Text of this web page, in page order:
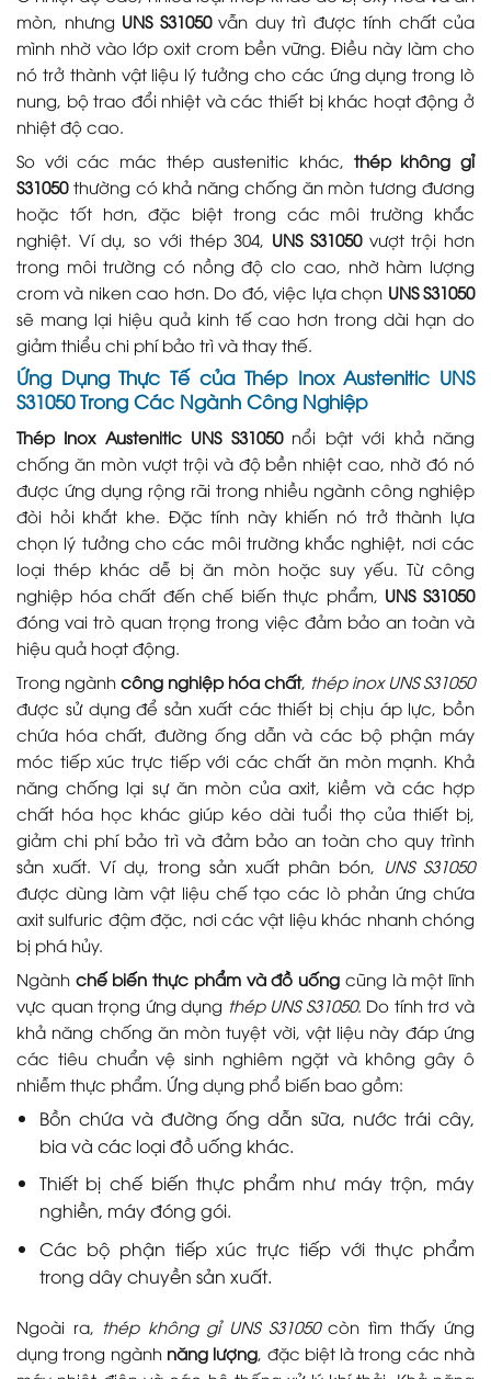
mòn, nhưng UNS S31050vẫn duy trì được tính chất của
mình nhờ vào lớp oxit crom bền vững. Điều này làm cho
nó trở thành vật liệu lý tưởng cho các ứng dụng trong lò
nung, bộ trao đổi nhiệt và các thiết bị khác hoạt động ở
nhiệt độ cao.
So với các mác thép austenitic khác, thép không gỉ
S31050thường có khả năng chống ăn mòn tương đương
hoặc tốt hơn, đặc biệt trong các môi trường khắc
nghiệt. Ví dụ, so với thép 304, UNS S31050vượt trội hơn
trong môi trường có nồng độ clo cao, nhờ hàm lượng
crom và niken cao hơn. Do đó, việc lựa chọn UNS S31050
sẽ mang lại hiệu quả kinh tế cao hơn trong dài hạn do
giảm thiểu chi phí bảo trì và thay thế.
Ứng Dụng Thực Tế củaThép Inox Austenitic UNS
S31050Trong Các Ngành Công Nghiệp
Thép Inox Austenitic UNS S31050nổi bật với khả năng
chống ăn mòn vượt trội và độ bền nhiệt cao, nhờ đó nó
được ứng dụng rộng rãi trong nhiều ngành công nghiệp
đòi hỏi khắt khe. Đặc tính này khiến nó trở thành lựa
chọn lý tưởng cho các môi trường khắc nghiệt, nơi các
loại thép khác dễ bị ăn mòn hoặc suy yếu. Từ công
nghiệp hóa chất đến chế biến thực phẩm, UNS S31050
đóng vai trò quan trọng trong việc đảm bảo an toàn và
hiệu quả hoạt động.
Trong ngành công nghiệp hóa chất, thép inox UNS S31050
được sử dụng để sản xuất các thiết bị chịu áp lực, bồn
chứa hóa chất, đường ống dẫn và các bộ phận máy
móc tiếp xúc trực tiếp với các chất ăn mòn mạnh. Khả
năng chống lại sự ăn mòn của axit, kiềm và các hợp
chất hóa học khác giúp kéo dài tuổi thọ của thiết bị,
giảm chi phí bảo trì và đảm bảo an toàn cho quy trình
sản xuất. Ví dụ, trong sản xuất phân bón, UNS S31050
được dùng làm vật liệu chế tạo các lò phản ứng chứa
axit sulfuric đậm đặc, nơi các vật liệu khác nhanh chóng
bị phá hủy.
Ngành chế biến thực phẩm và đồ uống cũng là một lĩnh
vực quan trọng ứng dụng thép UNS S31050. Do tính trơ và
khả năng chống ăn mòn tuyệt vời, vật liệu này đáp ứng
các tiêu chuẩn vệ sinh nghiêm ngặt và không gây ô
nhiễm thực phẩm. Ứng dụng phổ biến bao gồm:
Bồn chứa và đường ống dẫn sữa, nước trái cây,
bia và các loại đồ uống khác.
Thiết bị chế biến thực phẩm như máy trộn, máy
nghiền, máy đóng gói.
Các bộ phận tiếp xúc trực tiếp với thực phẩm
trong dây chuyền sản xuất.
Ngoài ra, thép không gỉ UNS S31050còn tìm thấy ứng
dụng trong ngành năng lượng , đặc biệt là trong các nhà